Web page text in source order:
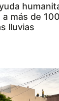
más de
lluvias